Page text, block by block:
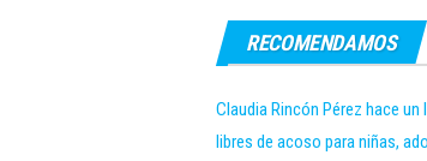
RECOMENDAMOS
Claudia Rincón Pérez hace
libres de acoso para niñas,